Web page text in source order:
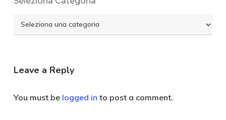
Seleziona
Categoria
Leave a Reply
You must be logged in to post a comment.